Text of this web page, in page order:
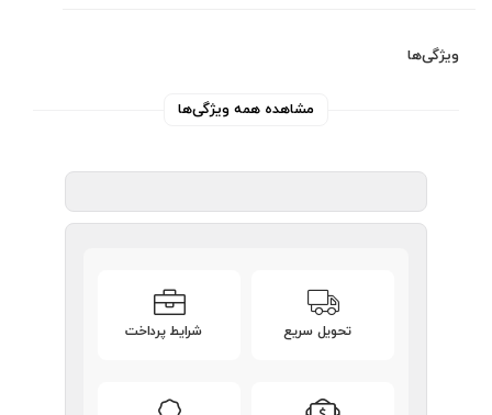
ویژگی‌ها
مشاهده همه ویژگی‌ها
تحویل سریع شرایط پرداخت